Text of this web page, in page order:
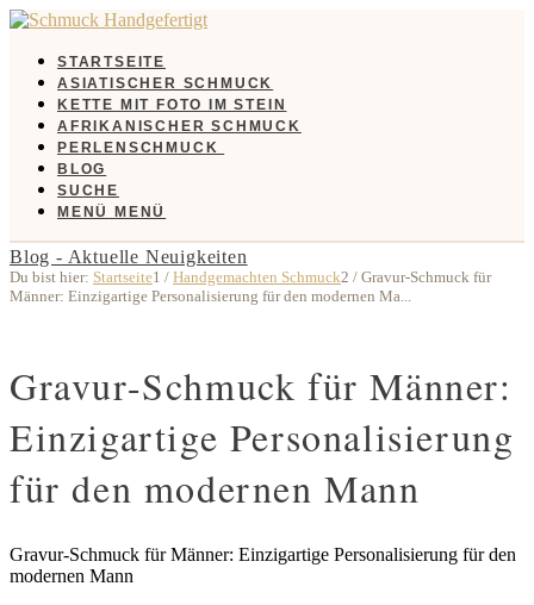
STARTSEITE
ASIATISCHER SCHMUCK
KETTE MIT FOTO IM STEIN
AFRIKANISCHER SCHMUCK
PERLENSCHMUCK
BLOG
SUCHE
MENÜ
MENÜ
Blog - Aktuelle Neuigkeiten
Du bist hier: Startseite1 / Handgemachten Schmuck2 / Gravur-Schmuck für
Männer: Einzigartige Personalisierung für den modernen Ma...
Gravur-Schmuck für Männer:
Einzigartige Personalisierung
für den modernen Mann
Gravur-Schmuck für Männer: Einzigartige Personalisierung für den
modernen Mann